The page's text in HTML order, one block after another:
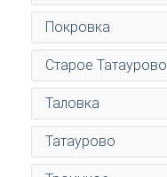
Покровка
Старое Татаурово
Таловка
Татаурово